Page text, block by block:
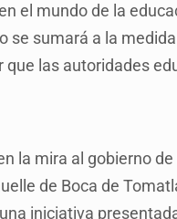
el mundo de la
se sumará a la
que las autoridades
la mira al gobierno
de Boca de
iniciativa